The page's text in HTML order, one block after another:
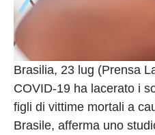
Brasilia, 23 lug (Prensa
COVID-19 ha lacerato i
figli di vittime mortali a
Brasile, afferma uno